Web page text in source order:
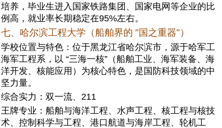
培养，毕业生进入国家铁路集团、国家电网等企业的比
例高，就业率长期稳定在95%左右。
七、哈尔滨工程大学（船舶界的 "国之重器"）
学校位置与特色：位于黑龙江省哈尔滨市，源于哈军工
海军工程系，以 “三海一核”（船舶工业、海军装备、海
洋开发、核能应用）为核心特色，是国防科技领域的中
坚力量。
综合实力：双一流、211
王牌专业：船舶与海洋工程、水声工程、核工程与核技
术、控制科学与工程、港口航道与海岸工程、轮机工